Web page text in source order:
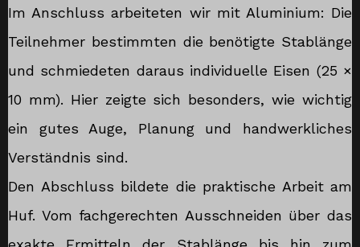
Im Anschluss arbeiteten wir mit Aluminium: Die
Teilnehmer bestimmten die benötigte Stablänge
und schmiedeten daraus individuelle Eisen (25 ×
10 mm). Hier zeigte sich besonders, wie wichtig
ein gutes Auge, Planung und handwerkliches
Verständnis sind.
Den Abschluss bildete die praktische Arbeit am
Huf. Vom fachgerechten Ausschneiden über das